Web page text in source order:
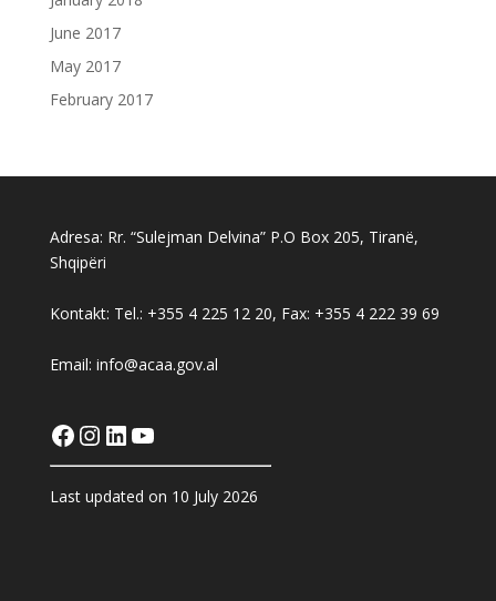
June 2017
May 2017
February 2017
Adresa: Rr. “Sulejman Delvina” P.O Box 205, Tiranë,
Shqipëri
Kontakt: Tel.: +355 4 225 12 20, Fax: +355 4 222 39 69
Email: info@acaa.gov.al
Facebook
Instagram
LinkedIn
YouTube
Last updated on 10 July 2026